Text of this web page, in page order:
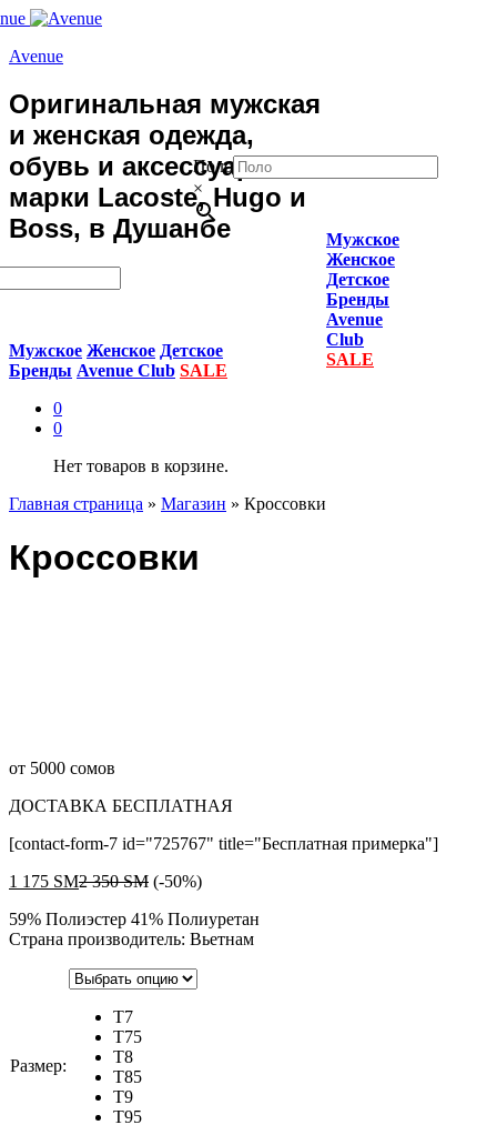
Avenue
Оригинальная мужская
и женская одежда,
обувь и аксессуары
марки Lacoste, Hugo и
Boss, в Душанбе
Мужское Женское Детское
Бренды Avenue Club SALE
0
0
Нет товаров в корзине.
Поло
×
Мужское
Женское
Детское
Бренды
Avenue
Club
SALE
Главная страница » Магазин » Кроссовки
Кроссовки
от 5000 сомов
ДОСТАВКА БЕСПЛАТНАЯ
[contact-form-7 id="725767" title="Бесплатная примерка"]
1 175 ЅМ2 350ЅМ (-50%)
59% Полиэстер 41% Полиуретан
Страна производитель: Вьетнам
Размер:
T7
T75
T8
T85
T9
T95